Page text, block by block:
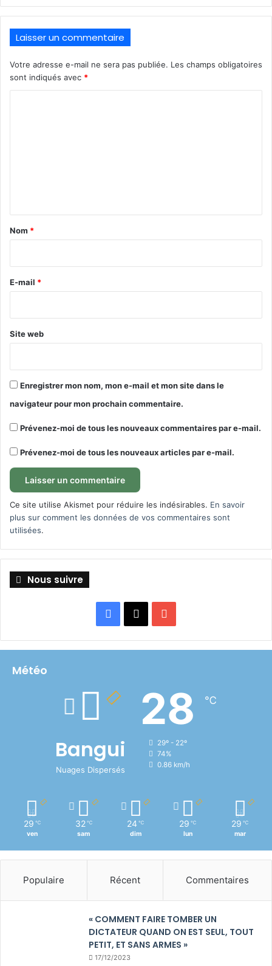
Laisser un commentaire
Votre adresse e-mail ne sera pas publiée. Les champs obligatoires
sont indiqués avec *
a
e
Nom *
E-mail *
Site web
Enregistrer mon nom, mon e-mail et mon site dans le
navigateur pour mon prochain commentaire.
Prévenez-moi de tous les nouveaux commentaires par e-mail.
Prévenez-moi de tous les nouveaux articles par e-mail.
Ce site utilise Akismet pour réduire les indésirables. En savoir
plus sur comment les données de vos commentaires sont
utilisées.
Nous suivre
Facebook
X
Météo
Bangui
Nuages Dispersés
28 ℃
29º - 22º
74%
0.86 km/h
29 ℃
ven
32 ℃
sam
24 ℃
dim
29 ℃
lun
29 ℃
mar
Populaire Récent Commentaires
« COMMENT FAIRE TOMBER UN
DICTATEUR QUAND ON EST SEUL, TOUT
PETIT, ET SANS ARMES »
17/12/2023